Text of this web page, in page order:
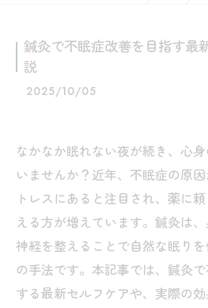
鍼灸で不眠症改善を目指す最
説
2025/10/05
なかなか眠れない夜が続き、心
いませんか？近年、不眠症の原
トレスにあると注目され、薬に
える方が増えています。鍼灸は
神経を整えることで自然な眠り
の手法です。本記事では、鍼灸
する最新セルフケアや、実際の